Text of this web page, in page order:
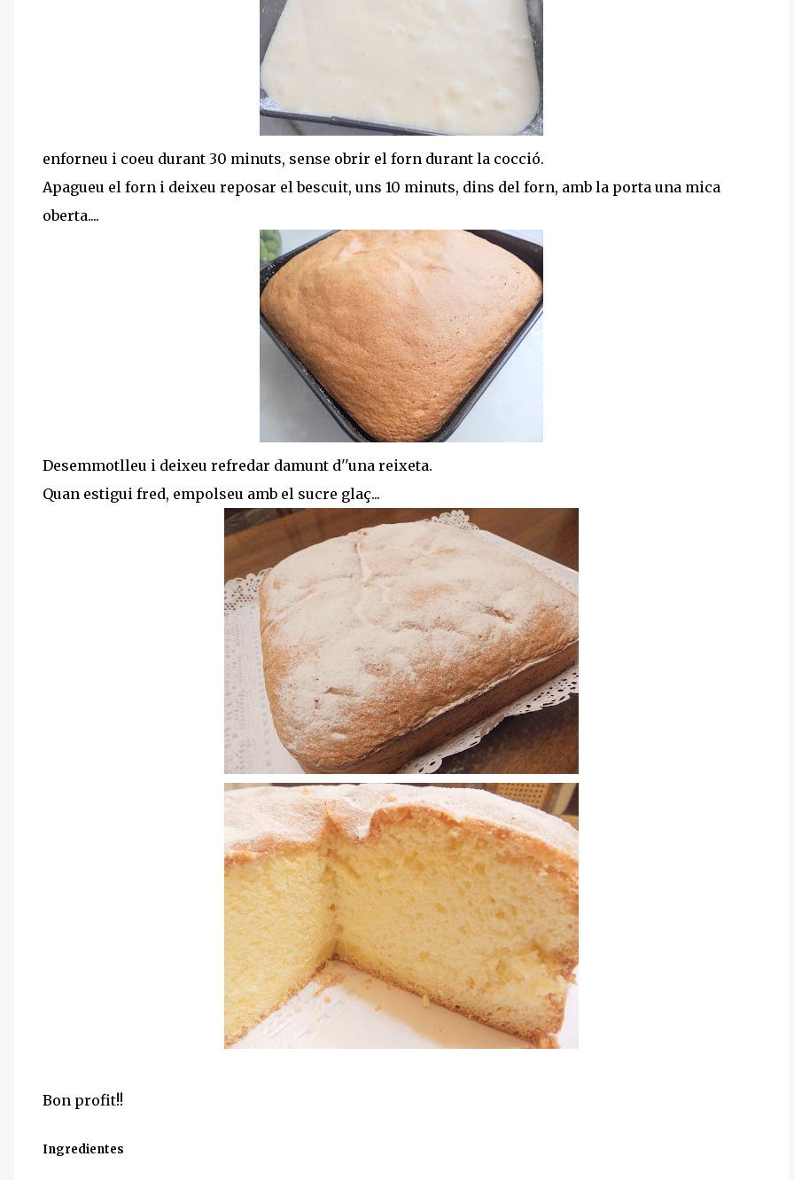
enforneu i coeu durant 30 minuts, sense obrir el forn durant la cocció.
Apagueu el forn i deixeu reposar el bescuit, uns 10 minuts, dins del forn, amb la porta una mica
oberta....
Desemmotlleu i deixeu refredar damunt d''una reixeta.
Quan estigui fred, empolseu amb el sucre glaç...
Bon profit!!
Ingredientes